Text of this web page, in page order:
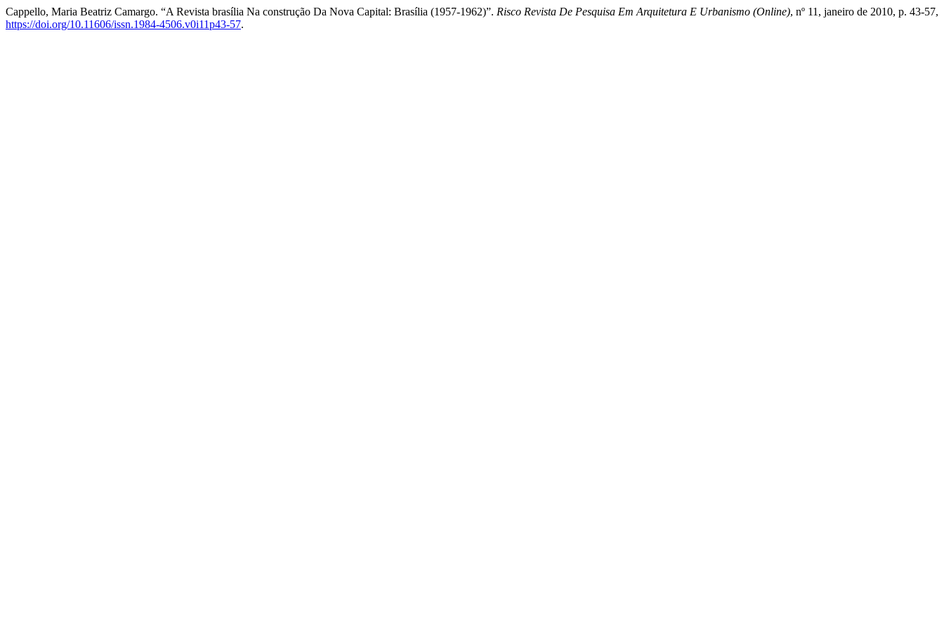
Cappello, Maria Beatriz Camargo. “A Revista brasília Na construção Da Nova Capital: Brasília (1957-1962)”. Risco Revista De Pesquisa Em Arquitetura E Urbanismo (Online), nº 11, janeiro de 2010, p. 43-57,
https://doi.org/10.11606/issn.1984-4506.v0i11p43-57.